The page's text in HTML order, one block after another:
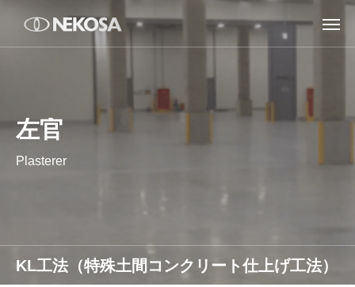
KL工法（特殊土間コンクリート仕上げ工法）
左官
Plasterer